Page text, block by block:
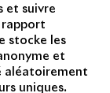
et suivre
rapport
stocke les
et
aléatoirement
uniques.